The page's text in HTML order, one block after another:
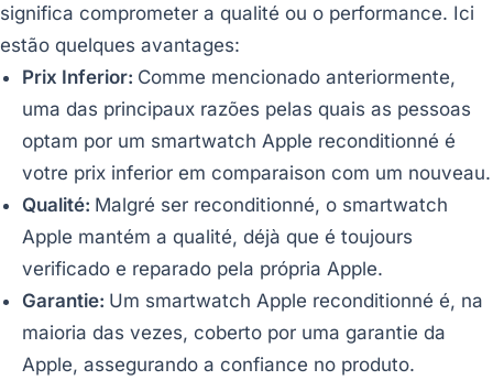
significa comprometer a qualité ou o performance. Ici
estão quelques avantages:
Prix Inferior: Comme mencionado anteriormente,
uma das principaux razões pelas quais as pessoas
optam por um smartwatch Apple reconditionné é
votre prix inferior em comparaison com um nouveau.
Qualité: Malgré ser reconditionné, o smartwatch
Apple mantém a qualité, déjà que é toujours
verificado e reparado pela própria Apple.
Garantie: Um smartwatch Apple reconditionné é, na
maioria das vezes, coberto por uma garantie da
Apple, assegurando a confiance no produto.